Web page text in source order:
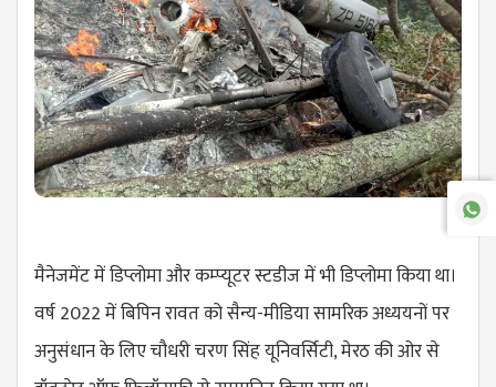
मैनेजमेंट में डिप्लोमा और कम्प्यूटर स्टडीज में भी डिप्लोमा किया था।
वर्ष 2022 में बिपिन रावत को सैन्य-मीडिया सामरिक अध्ययनों पर
अनुसंधान के लिए चौधरी चरण सिंह यूनिवर्सिटी, मेरठ की ओर से